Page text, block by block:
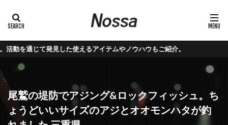
るアイテムやノウハウもご紹介。
尾鷲の堤防でアジング&ロックフィッシュ。ち
ょうどいいサイズのアジとオオモンハタが釣